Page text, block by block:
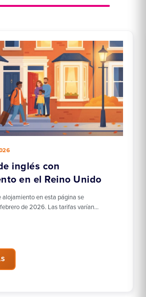
inglés con
en el Reino Unido
alojamiento en esta página se
de 2026. Las tarifas varían…